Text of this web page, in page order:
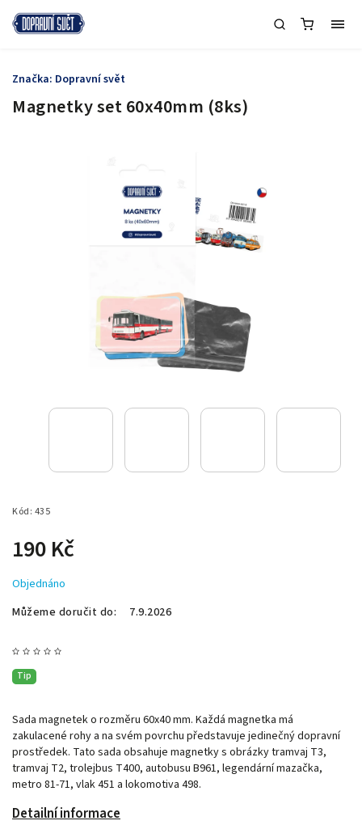
Magnetky set 60x40mm (8ks)
Kód: 435
190 Kč
Objednáno
Můžeme doručit do:
7.9.2026
Tip
Sada magnetek o rozměru 60x40 mm. Každá magnetka má
zakulacené rohy a na svém povrchu představuje jedinečný dopravní
prostředek. Tato sada obsahuje magnetky s obrázky tramvaj T3,
tramvaj T2, trolejbus T400, autobusu B961, legendární mazačka,
metro 81-71, vlak 451 a lokomotiva 498.
Detailní informace
Značka: Dopravní svět